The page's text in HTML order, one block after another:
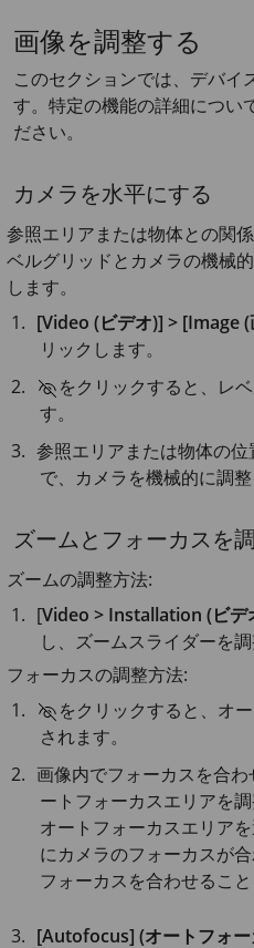
画像を調整する
このセクションでは、デバイ
す。特定の機能の詳細につい
ださい。
カメラを水平にする
参照エリアまたは物体との関
ベルグリッドとカメラの機械
します。
[Video (ビデオ)] > [Image (
リックします。
をクリックすると、レ
す。
参照エリアまたは物体の
で、カメラを機械的に調整
ズームとフォーカスを
ズームの調整方法:
[Video > Installation (ビデ
し、ズームスライダーを調
フォーカスの調整方法:
をクリックすると、オ
されます。
画像内でフォーカスを合
ートフォーカスエリアを調
オートフォーカスエリア
にカメラのフォーカスが
フォーカスを合わせること
[Autofocus] (オートフォー